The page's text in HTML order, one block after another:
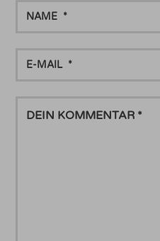
MAIL
KOMMENTAR